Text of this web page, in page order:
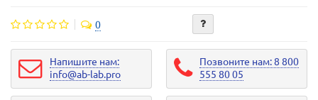
0
Напишите нам:
info@ab-lab.pro
Позвоните нам: 8 800
555 80 05